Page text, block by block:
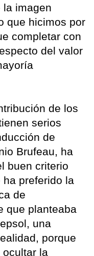
la imagen
que hicimos por
completar con
del valor
de los
serios
de
Brufeau, ha
buen criterio
preferido la
de
que planteaba
una
porque
la